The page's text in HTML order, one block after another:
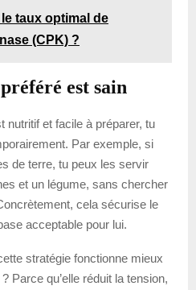
taux optimal de
(CPK) ?
est sain
nutritif et facile à préparer, tu
Par exemple, si
de terre, tu peux les servir
et un légume, sans chercher
cela sécurise le
acceptable pour lui.
stratégie fonctionne mieux
Parce qu’elle réduit la tension,